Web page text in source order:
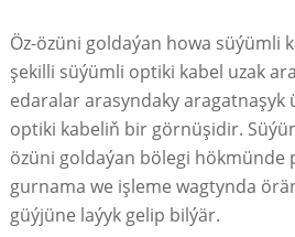
Öz-özüni goldaýan howa süýümli
şekilli süýümli optiki kabel uzak
edaralar arasyndaky aragatnaşyk
optiki kabeliň bir görnüşidir.
özüni goldaýan bölegi hökmünde
gurnama we işleme wagtynda
güýjüne laýyk gelip bilýär.